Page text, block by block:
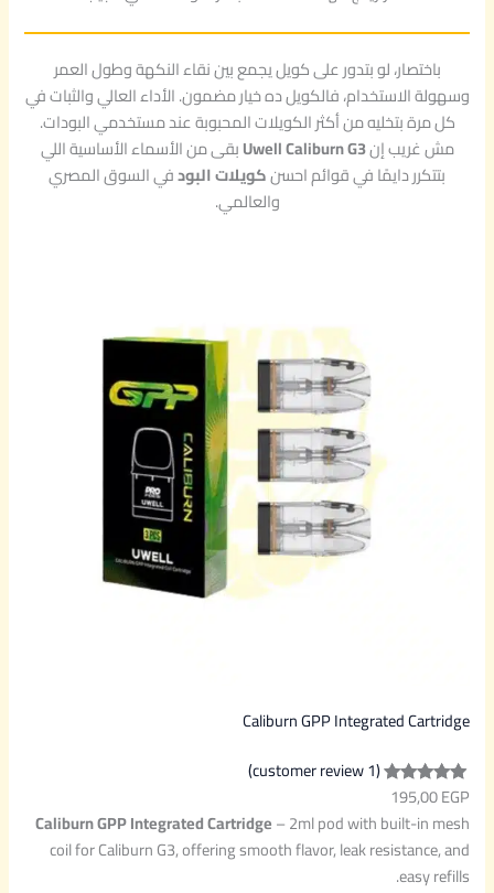
باختصار، لو بتدور على كويل يجمع بين نقاء النكهة وطول العمر
وسهولة الاستخدام، فالكويل ده خيار مضمون. الأداء العالي والثبات في
كل مرة بتخليه من أكثر الكويلات المحبوبة عند مستخدمي البودات.
مش غريب إنUwell Caliburn G3بقى من الأسماء الأساسية اللي
بتتكرر دايمًا في قوائم احسنكويلات البودفي السوق المصري
والعالمي.
Caliburn GPP Integrated Cartridge
Rated5.00
out of 5
based on
1
customer
(1 customer review)
195,00EGP
Caliburn GPP Integrated Cartridge– 2ml pod with built-in mesh
coil for Caliburn G3, offering smooth flavor, leak resistance, and
easy refills.